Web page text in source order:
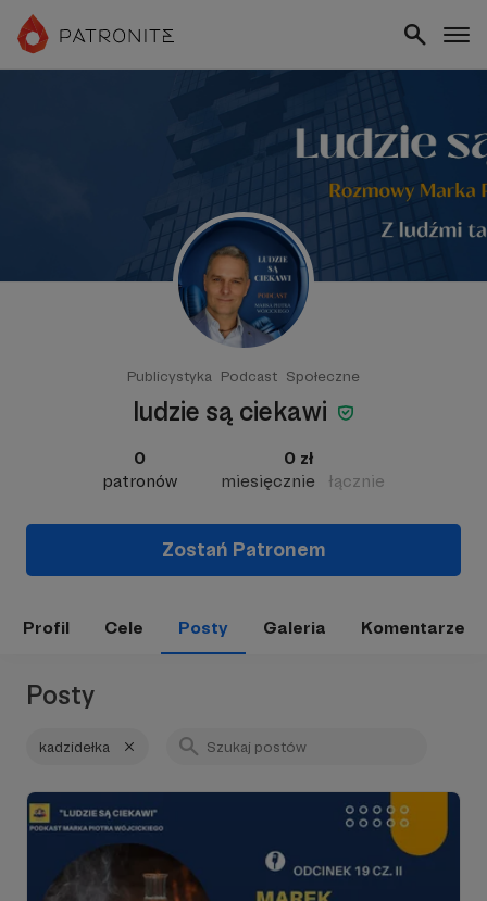
Publicystyka Podcast Społeczne
ludzie są ciekawi
0
patronów
0 zł
miesięcznie
łącznie
Zostań Patronem
Profil Cele Posty Galeria Komentarze
Posty
kadzidełka